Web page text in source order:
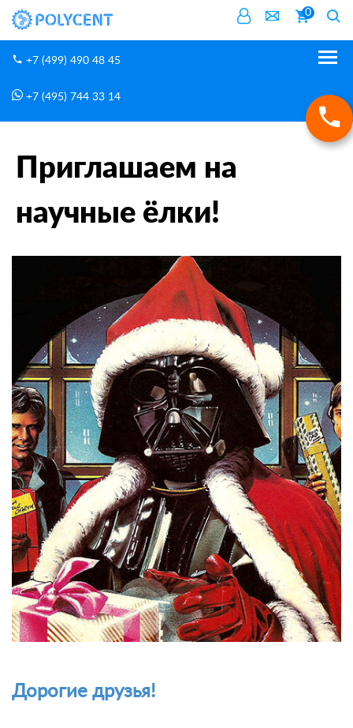
0
+7 (499) 490 48 45
+7 (495) 744 33 14
Приглашаем на
научные ёлки!
Дорогие друзья!